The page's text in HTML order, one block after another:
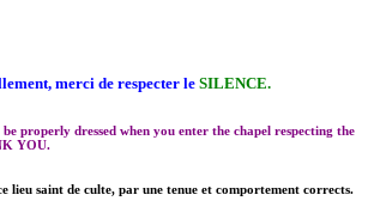
merci de respecter le SILENCE.
properly dressed when you enter the chapel respecting the
YOU.
lieu saint de culte, par une tenue et comportement corrects.